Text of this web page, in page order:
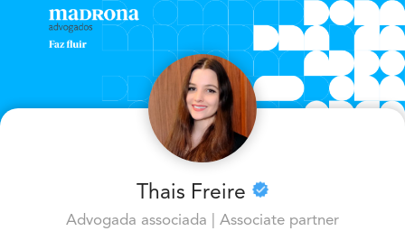
Thais Freire
Advogada associada | Associate partner